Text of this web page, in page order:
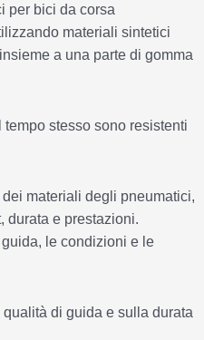
per bici da corsa
materiali sintetici
a una parte di gomma
stesso sono resistenti
materiali degli pneumatici,
durata e prestazioni.
le condizioni e le